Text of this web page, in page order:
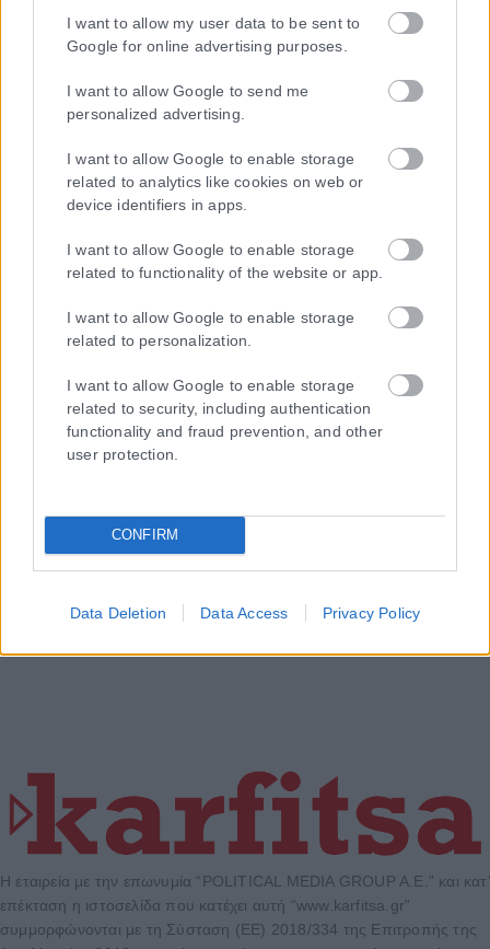
I want to allow my user data to be sent to
Google for online advertising purposes.
I want to allow Google to send me
personalized advertising.
I want to allow Google to enable storage
related to analytics like cookies on web or
device identifiers in apps.
I want to allow Google to enable storage
related to functionality of the website or app.
I want to allow Google to enable storage
related to personalization.
I want to allow Google to enable storage
related to security, including authentication
functionality and fraud prevention, and other
user protection.
CONFIRM
Data Deletion Data Access Privacy Policy
Η εταιρεία με την επωνυμία “POLITICAL MEDIA GROUP A.E.” και κατ’
επέκταση η ιστοσελίδα που κατέχει αυτή “www.karfitsa.gr”
συμμορφώνονται με τη Σύσταση (ΕΕ) 2018/334 της Επιτροπής της